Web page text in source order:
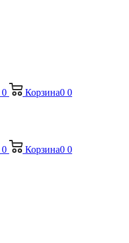
0 Корзина0 0
0 Корзина0 0